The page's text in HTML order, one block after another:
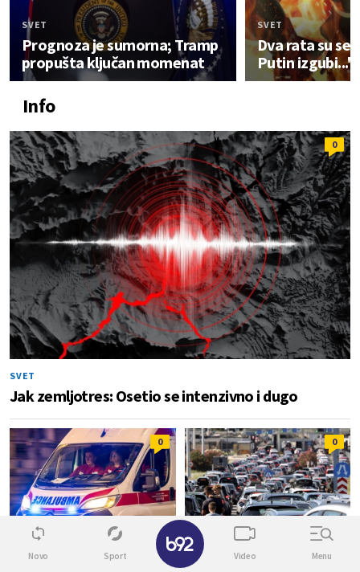
SVET
Prognoza je sumorna; Tramp
propušta ključan momenat
SVET
Dva rata su se
Putin izgubi..."
Info
0
SVET
Jak zemljotres: Osetio se intenzivno i dugo
0
HRONIKA
0
DRUŠTVO
Novo Sport Video Menu
✕